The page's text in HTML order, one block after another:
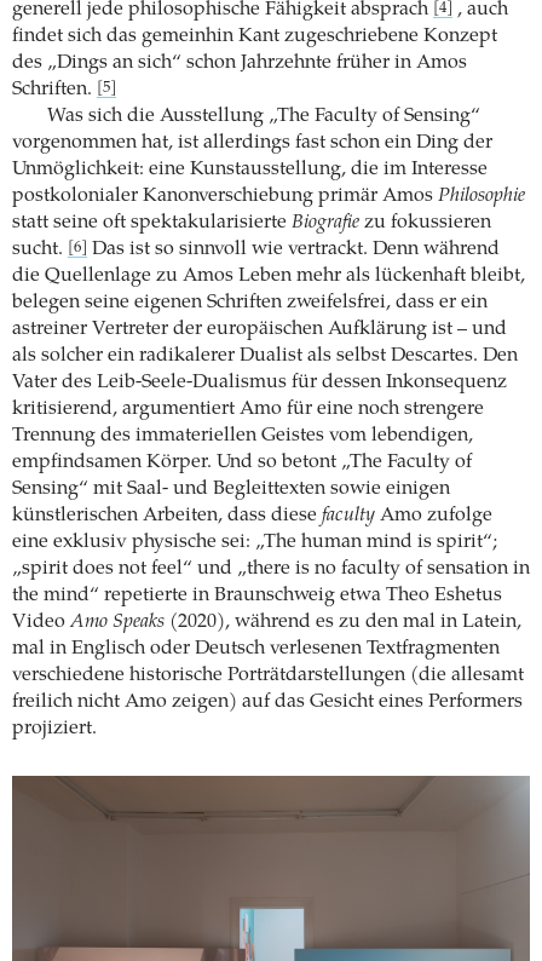
generell jede philosophische Fähigkeit absprach [4]
, auch
findet sich das gemeinhin Kant zugeschriebene Konzept
des „Dings an sich“ schon Jahrzehnte früher in Amos
Schriften.
[5]
Was sich die Ausstellung „The Faculty of Sensing“
vorgenommen hat, ist allerdings fast schon ein Ding der
Unmöglichkeit: eine Kunstausstellung, die im Interesse
postkolonialer Kanonverschiebung primär Amos Philosophie
statt seine oft spektakularisierte Biografie zu fokussieren
sucht.
[6]
Das ist so sinnvoll wie vertrackt. Denn während
die Quellenlage zu Amos Leben mehr als lückenhaft bleibt,
belegen seine eigenen Schriften zweifelsfrei, dass er ein
astreiner Vertreter der europäischen Aufklärung ist – und
als solcher ein radikalerer Dualist als selbst Descartes. Den
Vater des Leib-Seele-Dualismus für dessen Inkonsequenz
kritisierend, argumentiert Amo für eine noch strengere
Trennung des immateriellen Geistes vom lebendigen,
empfindsamen Körper. Und so betont „The Faculty of
Sensing“ mit Saal- und Begleittexten sowie einigen
künstlerischen Arbeiten, dass diese faculty Amo zufolge
eine exklusiv physische sei: „The human mind is spirit“;
„spirit does not feel“ und „there is no faculty of sensation in
the mind“ repetierte in Braunschweig etwa Theo Eshetus
VideoAmo Speaks (2020), während es zu den mal in Latein,
mal in Englisch oder Deutsch verlesenen Textfragmenten
verschiedene historische Porträtdarstellungen (die allesamt
freilich nicht Amo zeigen) auf das Gesicht eines Performers
projiziert.